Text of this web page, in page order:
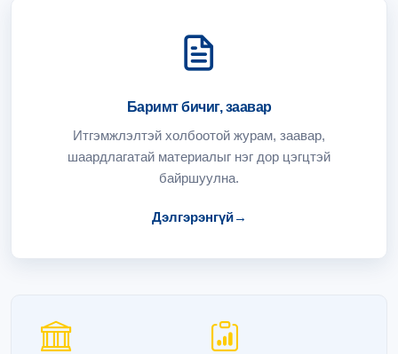
Баримт бичиг, заавар
Итгэмжлэлтэй холбоотой журам, заавар,
шаардлагатай материалыг нэг дор цэгцтэй
байршуулна.
Дэлгэрэнгүй→